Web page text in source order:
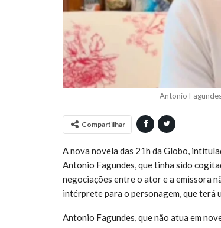
Antonio
Compartilhar
A nova novela das 21h da Globo,
Antonio Fagundes, que tinha sido
negociações entre o ator e a emissora
intérprete para o personagem, que terá
Antonio Fagundes, que não atua em